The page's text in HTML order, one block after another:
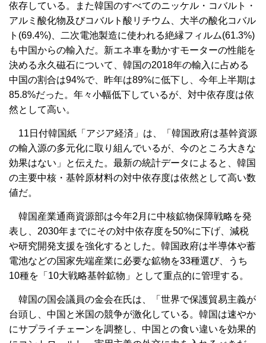
依存している。また韓国のすべてのニッケル・コバルト・
アルミ酸化物及びコバルト酸リチウム、大半の酸化コバル
ト(69.4%)、二次電池製造に使われる絶縁フィルム(61.3%)
も中国からの輸入だ。新エネ車を動かすモーターの性能を
決める永久磁石について、韓国の2018年の輸入に占める
中国の割合は94%で、昨年は89%に低下し、今年上半期は
85.8%だった。年々小幅低下しているが、対中依存度は依
然として高い。
11日付韓国紙「アジア経済」は、「韓国政府は基幹資源
の輸入源の多元化に取り組んでいるが、今のところ大きな
効果はない」と伝えた。最新の統計データによると、韓国
の主要中核・基幹原材料の対中依存度は依然として高い数
値だ。
韓国産業通商資源部は今年2月に中核鉱物保障戦略を発
表し、2030年までにその対中依存度を50%に下げ、減税
や研究開発支援を強化するとした。韓国政府は半導体や蓄
電池などの国家先端産業に必要な鉱物を33種選び、うち
10種を「10大戦略基幹鉱物」として重点的に管理する。
韓国の国会議員の金会在氏は、「世界で保護貿易主義が
台頭し、中国と米国の競争が激化している。韓国は速やか
にサプライチェーンを調整し、中国との食い違いを効果的